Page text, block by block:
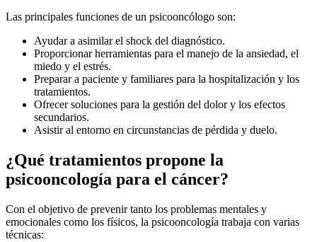
Las principales funciones de un psicooncólogo son:
Ayudar a asimilar el shock del diagnóstico.
Proporcionar herramientas para el manejo de la ansiedad, el
miedo y el estrés.
Preparar a paciente y familiares para la hospitalización y los
tratamientos.
Ofrecer soluciones para la gestión del dolor y los efectos
secundarios.
Asistir al entorno en circunstancias de pérdida y duelo.
¿Qué tratamientos propone la
psicooncología para el cáncer?
Con el objetivo de prevenir tanto los problemas mentales y
emocionales como los físicos, la psicooncología trabaja con varias
técnicas: